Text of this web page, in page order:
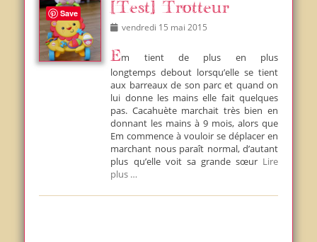
[Test] Trotteur
Posted
vendredi 15 mai 2015
Em tient de plus en plus
longtemps debout lorsqu’elle se tient
aux barreaux de son parc et quand on
lui donne les mains elle fait quelques
pas. Cacahuète marchait très bien en
donnant les mains à 9 mois, alors que
Em commence à vouloir se déplacer en
marchant nous paraît normal, d’autant
plus qu’elle voit sa grande sœur Lire
plus …
Save